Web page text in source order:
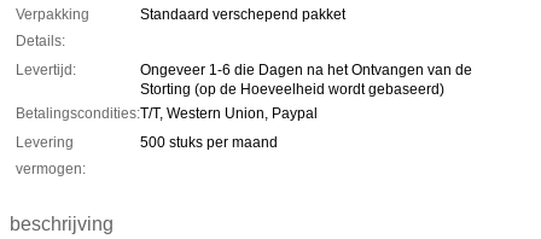
Verpakking
Details:
Standaard verschepend pakket
Levertijd:
Ongeveer 1-6 die Dagen na het Ontvangen van de
Storting (op de Hoeveelheid wordt gebaseerd)
Betalingscondities:T/T, Western Union, Paypal
Levering
vermogen:
500 stuks per maand
beschrijving